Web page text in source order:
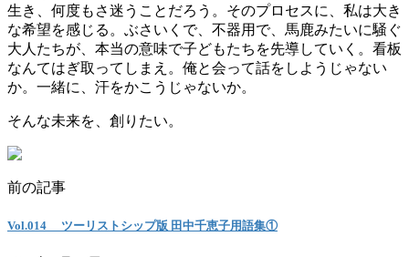
生き、何度もさ迷うことだろう。そのプロセスに、私は大き
な希望を感じる。ぶさいくで、不器用で、馬鹿みたいに騒ぐ
大人たちが、本当の意味で子どもたちを先導していく。看板
なんてはぎ取ってしまえ。俺と会って話をしようじゃない
か。一緒に、汗をかこうじゃないか。
そんな未来を、創りたい。
前の記事
Vol.014 ツーリストシップ版 田中千恵子用語集①